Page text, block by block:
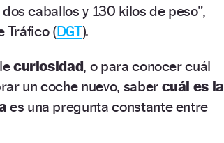
caballos y 130 kilos de peso”,
Tráfico (DGT).
curiosidad, o para conocer cuál
un coche nuevo, sabercuál es la
es una pregunta constante entre